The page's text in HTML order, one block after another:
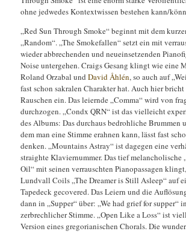
ohne jedwedes Kontextwissen bestehen kann/
„Red Sun Through Smoke“ beginnt mit dem
„Random“. „The Smokefallen“ setzt ein mit
wieder abbrechenden und neueinsetzenden
Noise untergehen. Craigs Gesang klingt wie eine
Roland Orzabal und David Åhlén, so auch auf
fast schon sakralen Charakter hat. Auch hier
Rauschen ein. Das leiernde „Comma“ wird von
durchzogen. „Condx QRN“ ist das vielleicht
des Albums: Das durchaus bedrohliche Brummen
dem man eine Stimme erahnen kann, lässt fast
denken. „Mountains Astray“ ist dagegen eine
straighte Klaviernummer. Das tief melancholische
Oil“ mit seinen verrauschten Pianopassagen
Lundvall Coils „The Dreamer is Still Asleep“ auf
Tapedeck gecovered. Das Leiern und die
dann in „Supper“ über: „We had grief for supper“
zerbrechlicher Stimme. „Open Like a Loss“ ist
Version eines gregorianischen Chorals. Die